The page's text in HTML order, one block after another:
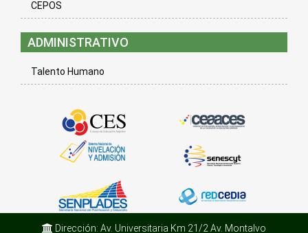
CEPOS
ADMINISTRATIVO
Talento Humano
Dirección: Av. Universitaria Km 21/2 Av. Montalvo